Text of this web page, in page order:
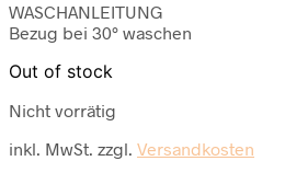
WASCHANLEITUNG
Bezug bei 30° waschen
Out of stock
Nicht vorrätig
inkl. MwSt. zzgl. Versandkosten